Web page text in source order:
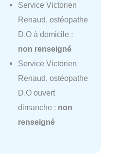
Service Victorien
Renaud, ostéopathe
D.O à domicile :
non renseigné
Service Victorien
Renaud, ostéopathe
D.O ouvert
dimanche : non
renseigné